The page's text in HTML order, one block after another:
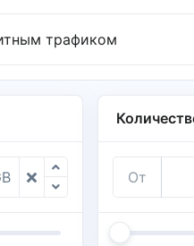
трафиком
От